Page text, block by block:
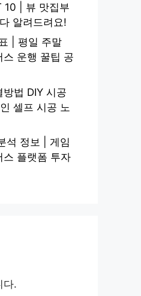
10 | 뷰 맛집부
알려드려요!
| 평일 주말
스 운행 꿀팁 공
법 DIY 시공
셀프 시공 노
석 정보 | 게임
스 플랫폼 투자
다.